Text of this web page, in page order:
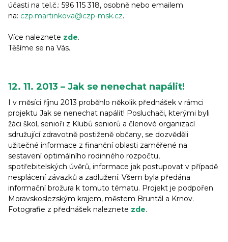
účasti na tel.č.: 596 115 318, osobně nebo emailem
na: czp.martinkova@czp-msk.cz.
Více naleznete zde.
Těšíme se na Vás.
12. 11. 2013 – Jak se nenechat napálit!
I v měsíci říjnu 2013 proběhlo několik přednášek v rámci
projektu Jak se nenechat napálit! Posluchači, kterými byli
žáci škol, senioři z Klubů seniorů a členové organizací
sdružující zdravotně postiženě občany, se dozvěděli
užitečné informace z finanční oblasti zaměřené na
sestavení optimálního rodinného rozpočtu,
spotřebitelských úvěrů, informace jak postupovat v případě
nesplácení závazků a zadlužení. Všem byla předána
informační brožura k tomuto tématu. Projekt je podpořen
Moravskoslezským krajem, městem Bruntál a Krnov.
Fotografie z přednášek naleznete zde.